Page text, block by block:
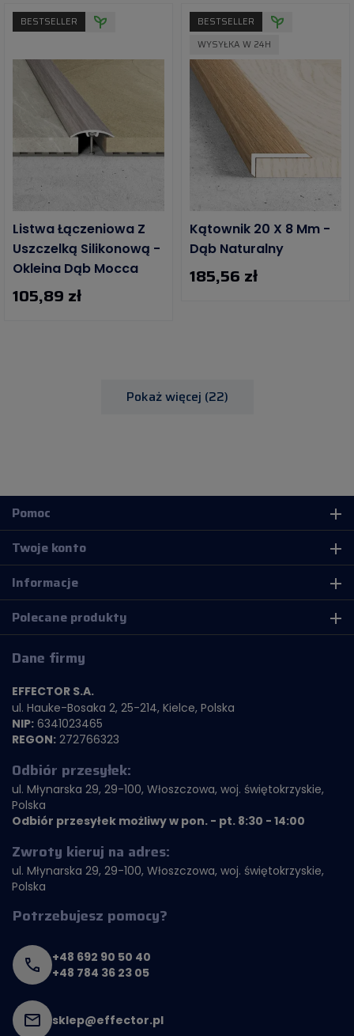
Listwa Łączeniowa Z
Uszczelką Silikonową -
Okleina Dąb Mocca
105,89 zł
BESTSELLER
Kątownik 20 X 8 Mm -
Dąb Naturalny
185,56 zł
BESTSELLER
WYSYŁKA W 24H
Pokaż więcej (22)
Pomoc add
Twoje konto add
Informacje add
Polecane produkty add
Dane firmy
EFFECTOR S.A.
ul. Hauke-Bosaka 2, 25-214, Kielce, Polska
NIP: 6341023465
REGON: 272766323
Odbiór przesyłek:
ul. Młynarska 29, 29-100, Włoszczowa, woj. świętokrzyskie,
Polska
Odbiór przesyłek możliwy w pon. - pt. 8:30 - 14:00
Zwroty kieruj na adres:
ul. Młynarska 29, 29-100, Włoszczowa, woj. świętokrzyskie,
Polska
Potrzebujesz pomocy?
+48 692 90 50 40
+48 784 36 23 05
sklep@effector.pl